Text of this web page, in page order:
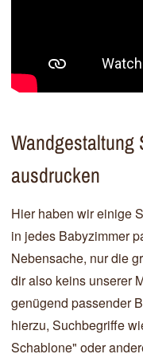
Wandgestaltung
ausdrucken
Hier haben wir einige
in jedes Babyzimmer
Nebensache, nur die
dir also keins unserer
genügend passender
hierzu, Suchbegriffe
Schablone" oder